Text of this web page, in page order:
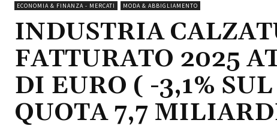
ECONOMIA & FINANZA - MERCATI MODA & ABBIGLIAMENTO
INDUSTRIA
FATTURATO 2025
DI EURO ( -3,1%
QUOTA 7,7